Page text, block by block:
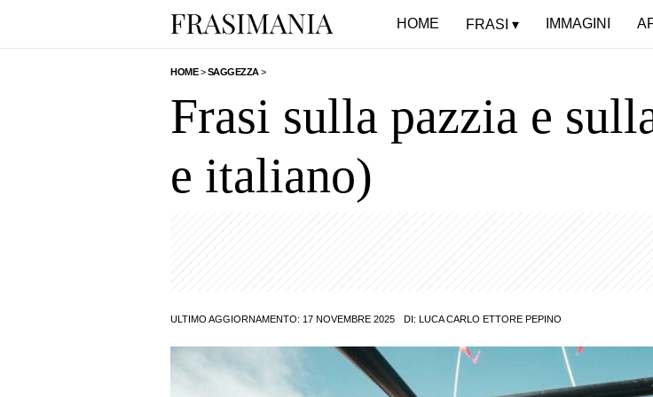
HOME FRASI IMMAGINI
HOME>SAGGEZZA>
Frasi sulla pazzia e
e italiano)
ULTIMO AGGIORNAMENTO: 17 NOVEMBRE 2025 DI: LUCA CARLO ETTORE PEPINO